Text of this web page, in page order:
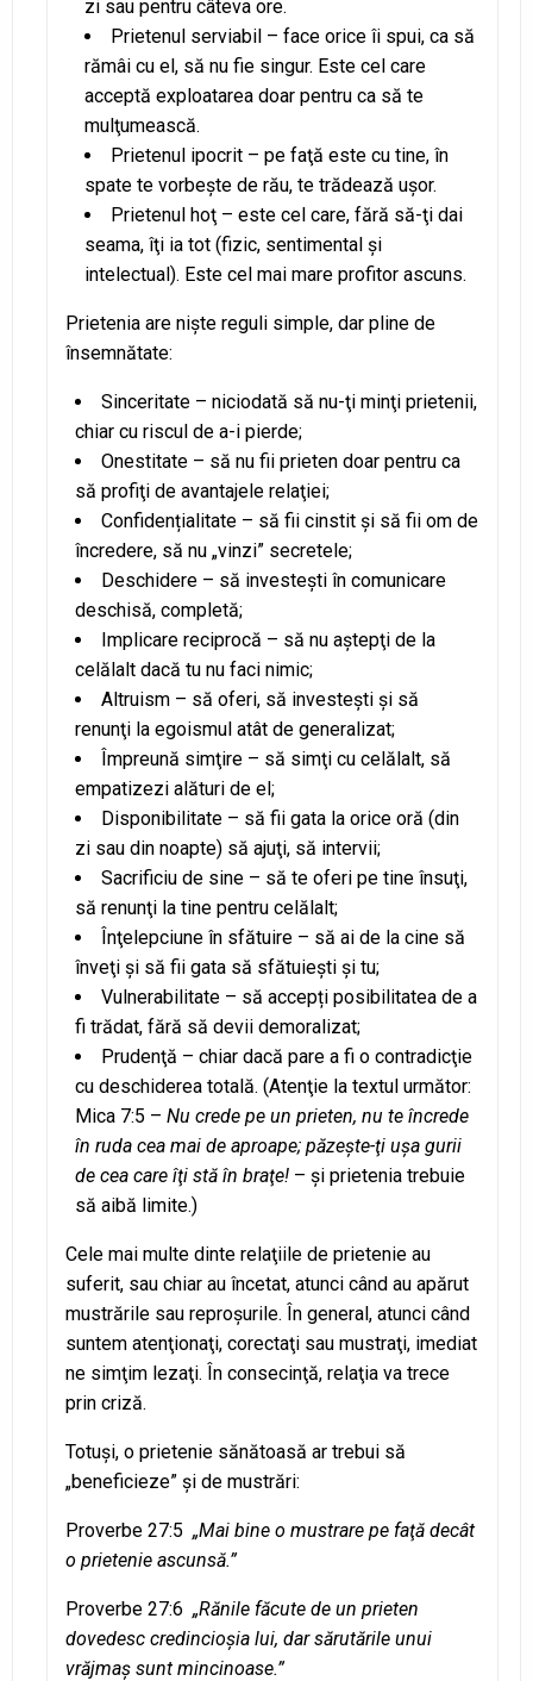
zi sau pentru câteva ore.
Prietenul serviabil – face orice îi spui, ca să
rămâi cu el, să nu fie singur. Este cel care
acceptă exploatarea doar pentru ca să te
mulţumească.
Prietenul ipocrit – pe faţă este cu tine, în
spate te vorbeşte de rău, te trădează uşor.
Prietenul hoţ – este cel care, fără să-ţi dai
seama, îţi ia tot (fizic, sentimental şi
intelectual). Este cel mai mare profitor ascuns.
Prietenia are nişte reguli simple, dar pline de
însemnătate:
Sinceritate – niciodată să nu-ţi minţi prietenii,
chiar cu riscul de a-i pierde;
Onestitate – să nu fii prieten doar pentru ca
să profiţi de avantajele relaţiei;
Confidențialitate – să fii cinstit şi să fii om de
încredere, să nu „vinzi” secretele;
Deschidere – să investeşti în comunicare
deschisă, completă;
Implicare reciprocă – să nu aştepţi de la
celălalt dacă tu nu faci nimic;
Altruism – să oferi, să investeşti şi să
renunţi la egoismul atât de generalizat;
Împreună simţire – să simţi cu celălalt, să
empatizezi alături de el;
Disponibilitate – să fii gata la orice oră (din
zi sau din noapte) să ajuţi, să intervii;
Sacrificiu de sine – să te oferi pe tine însuţi,
să renunţi la tine pentru celălalt;
Înţelepciune în sfătuire – să ai de la cine să
înveţi şi să fii gata să sfătuieşti şi tu;
Vulnerabilitate – să accepți posibilitatea de a
fi trădat, fără să devii demoralizat;
Prudenţă – chiar dacă pare a fi o contradicţie
cu deschiderea totală. (Atenţie la textul următor:
Mica 7:5 – Nu crede pe un prieten, nu te încrede
în ruda cea mai de aproape; păzeşte-ţi uşa gurii
de cea care îţi stă în braţe! – şi prietenia trebuie
să aibă limite.)
Cele mai multe dinte relaţiile de prietenie au
suferit, sau chiar au încetat, atunci când au apărut
mustrările sau reproşurile. În general, atunci când
suntem atenţionaţi, corectaţi sau mustraţi, imediat
ne simţim lezaţi. În consecinţă, relaţia va trece
prin criză.
Totuşi, o prietenie sănătoasă ar trebui să
„beneficieze” şi de mustrări:
Proverbe 27:5 „Mai bine o mustrare pe faţă decât
o prietenie ascunsă.”
Proverbe 27:6 „Rănile făcute de un prieten
dovedesc credincioşia lui, dar sărutările unui
vrăjmaş sunt mincinoase.”